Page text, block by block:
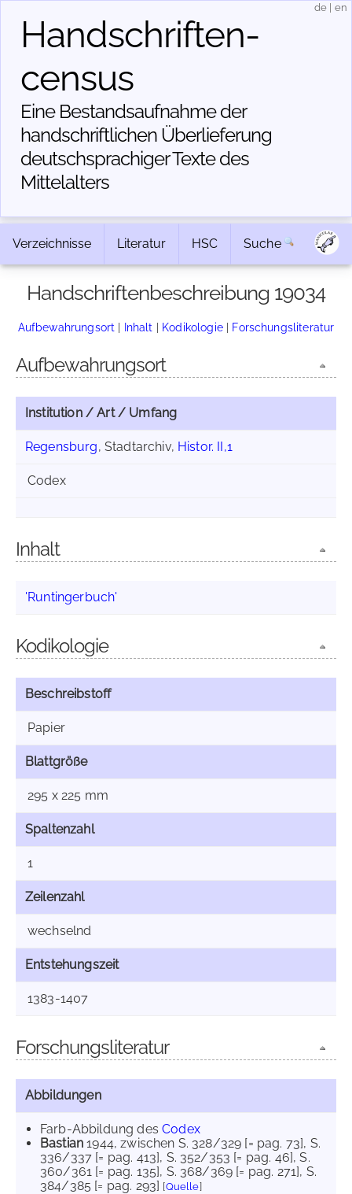
Handschriften­
census
Eine Bestandsaufnahme der
handschriftlichen Über­lieferung
deutschsprachiger Texte des
Mittelalters
de en
Verzeichnisse Literatur HSC Suche
Handschriftenbeschreibung 19034
Aufbewahrungsort | Inhalt | Kodikologie| Forschungsliteratur
Aufbewahrungsort
Institution / Art / Umfang
Regensburg, Stadtarchiv, Histor. II,1
Codex
Inhalt
'Runtingerbuch'
Kodikologie
Beschreibstoff
Papier
Blattgröße
295 x 225 mm
Spaltenzahl
1
Zeilenzahl
wechselnd
Entstehungszeit
1383-1407
Forschungsliteratur
Abbildungen
Farb-Abbildung desCodex
Bastian 1944, zwischen S. 328/329 [= pag. 73], S.
336/337 [= pag. 413], S. 352/353 [= pag. 46], S.
360/361 [= pag. 135], S. 368/369 [= pag. 271], S.
384/385 [= pag. 293] [Quelle]